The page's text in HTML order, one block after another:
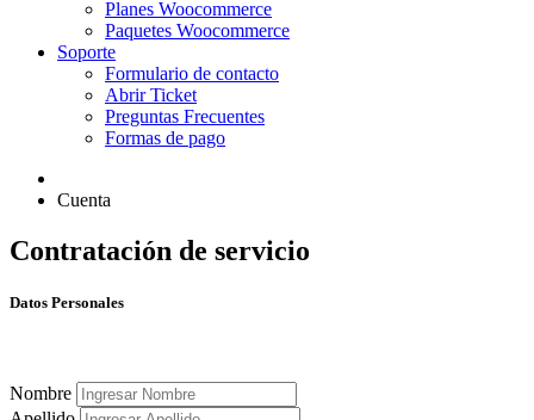
Planes Woocommerce
Paquetes Woocommerce
Soporte
Formulario de contacto
Abrir Ticket
Preguntas Frecuentes
Formas de pago
Cuenta
Contratación de servicio
Datos Personales
Nombre